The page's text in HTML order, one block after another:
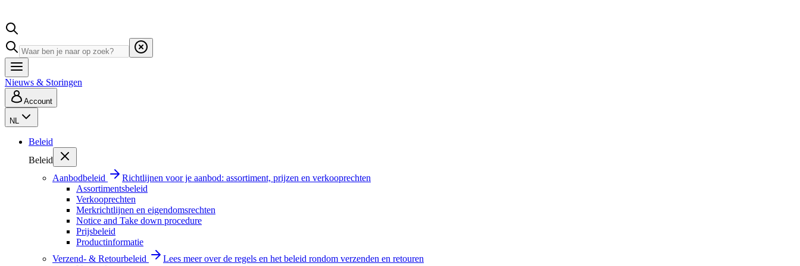
Nieuws & Storingen
Account
NL
Beleid
Beleid
Aanbodbeleid
Richtlijnen voor je aanbod: assortiment, prijzen en verkooprechten
Assortimentsbeleid
Verkooprechten
Merkrichtlijnen en eigendomsrechten
Notice and Take down procedure
Prijsbeleid
Productinformatie
Verzend- & Retourbeleid
Lees meer over de regels en het beleid rondom verzenden en retouren